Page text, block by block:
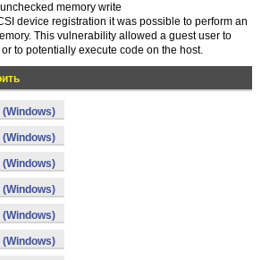
memory write
device registration it was possible to perform an
This vulnerability allowed a guest user to
to potentially execute code on the host.